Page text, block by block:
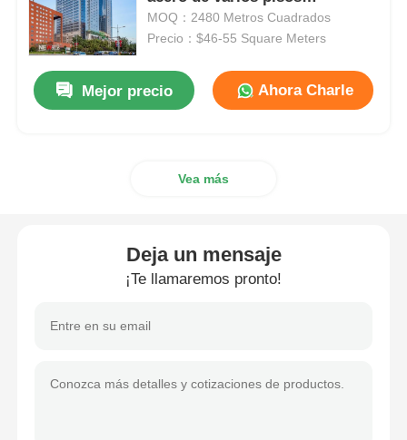
Edificio de estructura de acero
Taller de estructura de acero
Estructura de acero pesada
Puente de estructura de acero
Oficina de estructura de acero
resistentes al viento y torre
residencial
MOQ：2480 Metros Cuadrados
Precio：$46-55 Square Meters
Mejor precio Ahora Charle
Vea más
Deja un mensaje
¡Te llamaremos pronto!